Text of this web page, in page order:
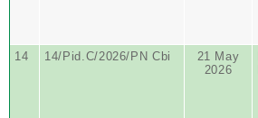
14
14/Pid.C/2026/PN Cbi
21 May
2026